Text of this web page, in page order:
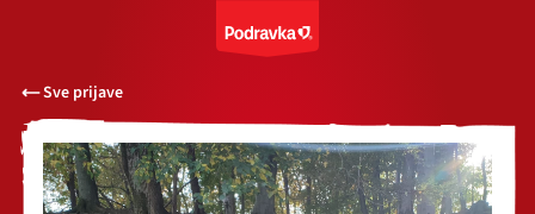
Sve prijave